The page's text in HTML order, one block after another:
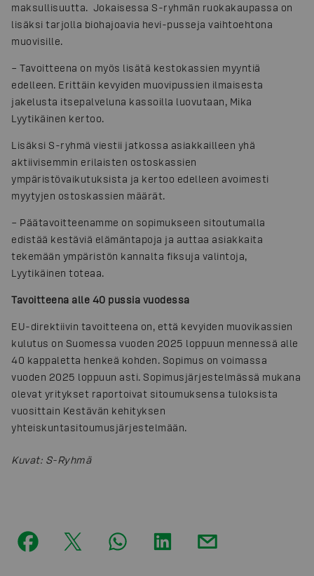
maksullisuutta. Jokaisessa S-ryhmän ruokakaupassa on
lisäksi tarjolla biohajoavia hevi-pusseja vaihtoehtona
muovisille.
– Tavoitteena on myös lisätä kestokassien myyntiä
edelleen. Erittäin kevyiden muovipussien ilmaisesta
jakelusta itsepalveluna kassoilla luovutaan, Mika
Lyytikäinen kertoo.
Lisäksi S-ryhmä viestii jatkossa asiakkailleen yhä
aktiivisemmin erilaisten ostoskassien
ympäristövaikutuksista ja kertoo edelleen avoimesti
myytyjen ostoskassien määrät.
– Päätavoitteenamme on sopimukseen sitoutumalla
edistää kestäviä elämäntapoja ja auttaa asiakkaita
tekemään ympäristön kannalta fiksuja valintoja,
Lyytikäinen toteaa.
Tavoitteena alle 40 pussia vuodessa
EU-direktiivin tavoitteena on, että kevyiden muovikassien
kulutus on Suomessa vuoden 2025 loppuun mennessä alle
40 kappaletta henkeä kohden. Sopimus on voimassa
vuoden 2025 loppuun asti. Sopimusjärjestelmässä mukana
olevat yritykset raportoivat sitoumuksensa tuloksista
vuosittain Kestävän kehityksen
yhteiskuntasitoumusjärjestelmään.
Kuvat: S-Ryhmä